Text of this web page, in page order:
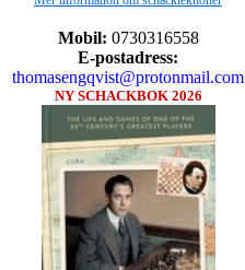
Mobil: 0730316558
E-postadress:
thomasengqvist@protonmail.com
NY SCHACKBOK 2026